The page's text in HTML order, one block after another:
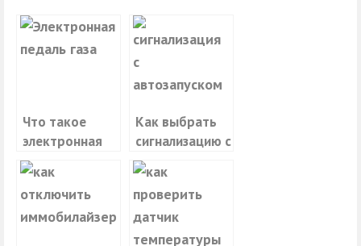
Что такое
электронная
педаль газа, и в
чем ее отличие
от
механической
Как выбрать
сигнализацию с
автозапуском